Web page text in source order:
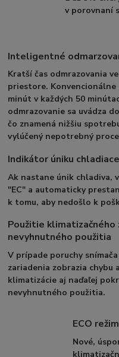
v porovnaní
Inteligentné
Kratší čas odmrazovania
priestore. Konvencionálne
minút v každých 50
odmrazovanie sa uvádza
čo znamená nižšiu
vylúčený nepotrebný
Indikátor úniku
Ak nastane únik chladiva,
"EC" a automaticky
k tomu, aby nedošlo k
Použitie klimatizačného
nevyhnutného použitia
V prípade poruchy
zariadenia zobrazia chybu
klimatizácie aj naďaľej
nevyhnutného použitia.
ECO režim
Nové,